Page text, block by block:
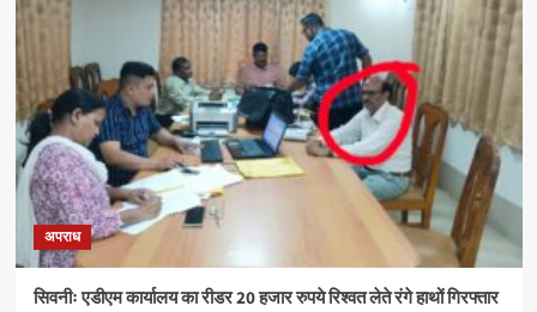
अपराध
सिवनीः एडीएम कार्यालय का रीडर 20 हजार रुपये रिश्वत लेते रंगे हाथों गिरफ्तार